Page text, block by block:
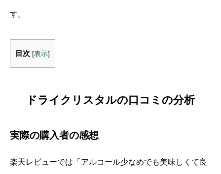
す。
目次 [表示]
ドライクリスタルの口コミの分析
実際の購入者の感想
楽天レビューでは「アルコール少なめでも美味しくて良